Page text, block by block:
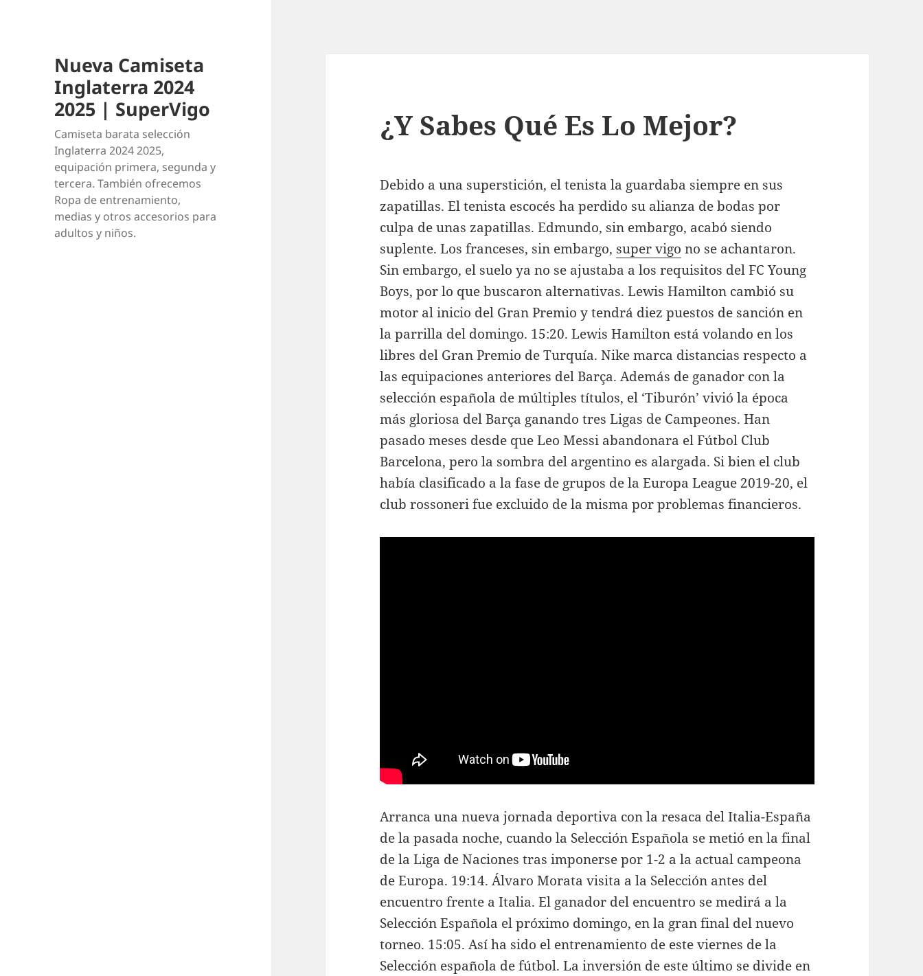
Nueva Camiseta
Inglaterra 2024
2025 | SuperVigo
Camiseta barata selección
Inglaterra 2024 2025,
equipación primera, segunda y
tercera. También ofrecemos
Ropa de entrenamiento,
medias y otros accesorios para
adultos y niños.
¿Y Sabes Qué Es Lo Mejor?
Debido a una superstición, el tenista la guardaba siempre en sus
zapatillas. El tenista escocés ha perdido su alianza de bodas por
culpa de unas zapatillas. Edmundo, sin embargo, acabó siendo
suplente. Los franceses, sin embargo, super vigo no se achantaron.
Sin embargo, el suelo ya no se ajustaba a los requisitos del FC Young
Boys, por lo que buscaron alternativas. Lewis Hamilton cambió su
motor al inicio del Gran Premio y tendrá diez puestos de sanción en
la parrilla del domingo. 15:20. Lewis Hamilton está volando en los
libres del Gran Premio de Turquía. Nike marca distancias respecto a
las equipaciones anteriores del Barça. Además de ganador con la
selección española de múltiples títulos, el ‘Tiburón’ vivió la época
más gloriosa del Barça ganando tres Ligas de Campeones. Han
pasado meses desde que Leo Messi abandonara el Fútbol Club
Barcelona, pero la sombra del argentino es alargada. Si bien el club
había clasificado a la fase de grupos de la Europa League 2019-20, el
club rossoneri fue excluido de la misma por problemas financieros.
Arranca una nueva jornada deportiva con la resaca del Italia-España
de la pasada noche, cuando la Selección Española se metió en la final
de la Liga de Naciones tras imponerse por 1-2 a la actual campeona
de Europa. 19:14. Álvaro Morata visita a la Selección antes del
encuentro frente a Italia. El ganador del encuentro se medirá a la
Selección Española el próximo domingo, en la gran final del nuevo
torneo. 15:05. Así ha sido el entrenamiento de este viernes de la
Selección española de fútbol. La inversión de este último se divide en